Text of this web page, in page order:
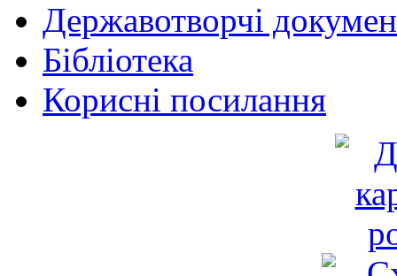
Державотворчі
Бібліотека
Корисні посилання